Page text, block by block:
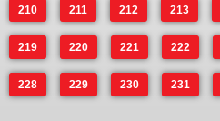
210 211 212 213
219 220 221 222
228 229 230 231